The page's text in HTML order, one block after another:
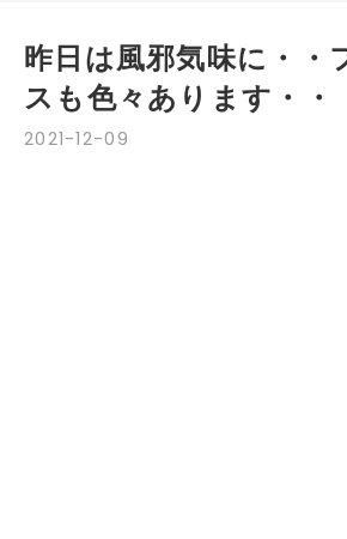
2021-12-09
昨日は風邪気味に・・
スも色々あります・・